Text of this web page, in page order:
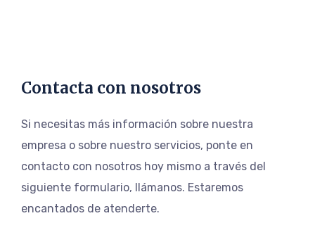
Contacta con nosotros
Si necesitas más información sobre nuestra
empresa o sobre nuestro servicios, ponte en
contacto con nosotros hoy mismo a través del
siguiente formulario, llámanos. Estaremos
encantados de atenderte.